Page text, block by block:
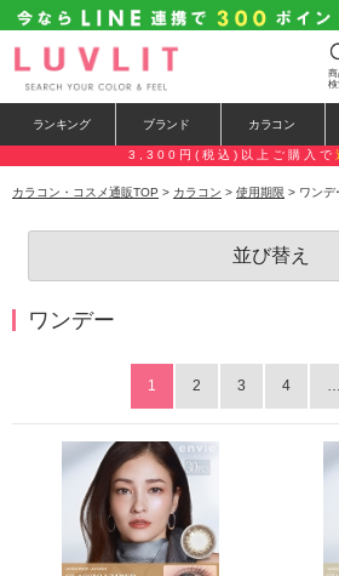
ランキング ブランド カラコン
3,300円(税込)以上ご購入で
カラコン・コスメ通販TOP > カラコン > 使用期限 > ワンデ
並び替え
ワンデー
1 2 3 4 …